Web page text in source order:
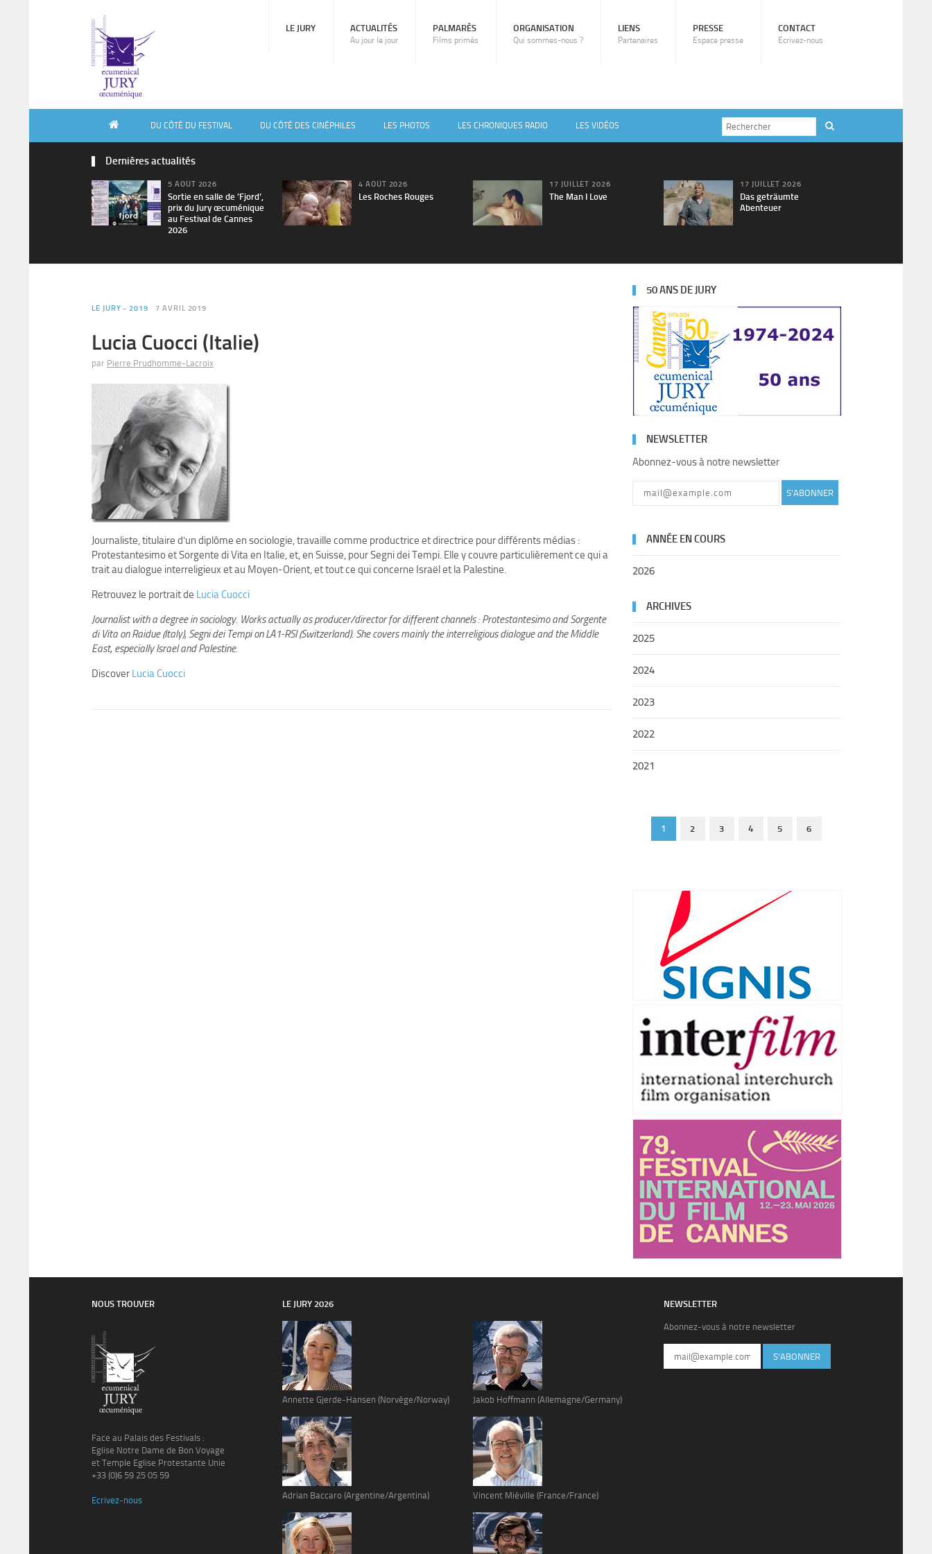
LE JURY ACTUALITÉS
Au jour le jour
PALMARÈS
Films primés
ORGANISATION
Qui sommes-nous ?
LIENS
Partenaires
PRESSE
Espace presse
CONTACT
Ecrivez-nous
DU CÔTÉ DU FESTIVAL DU CÔTÉ DES CINÉPHILES LES PHOTOS LES CHRONIQUES RADIO LES VIDÉOS
Dernières actualités
5 AOÛT 2026
Sortie en salle de ’Fjord’,
prix du Jury œcuménique
au Festival de Cannes
2026
4 AOÛT 2026
Les Roches Rouges
17 JUILLET 2026
The Man I Love
17 JUILLET 2026
Das geträumte
Abenteuer
LE JURY - 2019 7 AVRIL 2019
Lucia Cuocci (Italie)
par Pierre Prudhomme-Lacroix
Journaliste, titulaire d’un diplôme en sociologie, travaille comme productrice et directrice pour différents médias :
Protestantesimo et Sorgente di Vita en Italie, et, en Suisse, pour Segni dei Tempi. Elle y couvre particulièrement ce qui a
trait au dialogue interreligieux et au Moyen-Orient, et tout ce qui concerne Israël et la Palestine.
Retrouvez le portrait de Lucia Cuocci
Journalist with a degree in sociology. Works actually as producer/director for different channels : Protestantesimo and Sorgente
di Vita on Raidue (Italy), Segni dei Tempi on LA1-RSI (Switzerland). She covers mainly the interreligious dialogue and the Middle
East, especially Israel and Palestine.
Discover Lucia Cuocci
50 ANS DE JURY
NEWSLETTER
Abonnez-vous à notre newsletter
S'ABONNER
ANNÉE EN COURS
2026
ARCHIVES
2025
2024
2023
2022
2021
1 2 3 4 5 6
NOUS TROUVER
Face au Palais des Festivals :
Eglise Notre Dame de Bon Voyage
et Temple Eglise Protestante Unie
+33 (0)6 59 25 05 59
Ecrivez-nous
LE JURY 2026
Annette Gjerde-Hansen (Norvège/Norway)
Adrian Baccaro (Argentine/Argentina)
Jakob Hoffmann (Allemagne/Germany)
Vincent Miéville (France/France)
NEWSLETTER
Abonnez-vous à notre newsletter
S'ABONNER